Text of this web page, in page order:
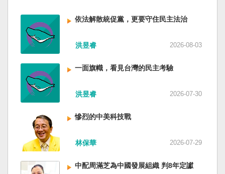
好好建構我們尚未正常化的國家。台灣是小而
美、豐裕而堅強，在太平洋西南海域，一個閃亮
的國家。 中國啊！請獨立於台灣之外吧！如果在
意收拾「中華民國」這個你們立鑄為繼承之國碑
銘的國號，台灣也會尊重歷史，對殘餘中國做歷
史的了結，寫下句點。生活在台灣的人們應共同
起造一個對「中國」不構成侵權的新國家，開啟
歷史的新樂章。歷史不會重來，但提供教訓。
任。 賴清德表示，當今台灣的民主成就受到國際
的肯定，面對中國「民促法」的威脅，台灣不會
接受統戰滲透和紅色恐怖、不會坐視中國將壓迫
黑手伸進台灣，或任何自由國家與地區。 賴清德
禦、責任分擔」，並將持續提升國防力量、強化
全社會防衛韌性，增進國際合作，凝聚最大的力
量，確保印太區域的和平穩定；台灣也將善用
AI、半導體、資通訊等高科技產業優勢，串聯民
主夥伴，一起打造「非紅供應鏈」，來強化經濟
韌性，讓彼此的國家更安全更繁榮。 最後，賴清
德說，台灣是民主自由的燈塔，也是印太和平的
重要基石，即使威權主義威脅及全球新興挑戰不
斷，台灣有堅定的意志，確保民主燈塔永明，自
由基石永固。
五十％榮枯線，加上非製造業和綜合PMI產出指數
三大核心指標同步跌穿榮枯線，習近平的梭哈
（孤注一擲）失敗，在會議文件上不得不兩處承
認「困難」。 一處是「有效應對各種外部衝擊和
的困難挑戰」。其後各段落所說的例如公平競
爭、就業、三農、天災等都是。而「常態化解決
企業帳款拖欠問題」，更暴露企業之間拖欠已經
是常態化。近三十年前的「三角債」是不是復活
了？企業發薪給員工當然也拖欠。 另外有兩處提
到「兜牢基層『三保』底線」和「抓好『一老一
小』服務保障」，社會保險系統也出了問題。 後
段有一句「推動各級領導幹部以更加昂揚向上的
精氣神，不斷創造高質量發展新業績」。不懂什
麼是「精氣神」，還以為是假文件，是新時代習
依法解散統促黨，更要守住民主法治
洪昱睿 2026-08-03
一面旗幟，看見台灣的民主考驗
洪昱睿 2026-07-30
慘烈的中美科技戰
林保華 2026-07-29
中配周滿芝為中國發展組織 判8年定讞